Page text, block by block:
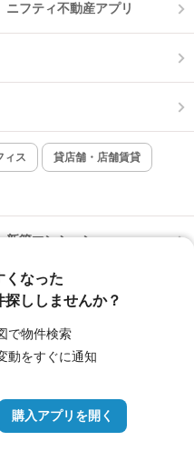
くなった
探ししませんか？
で物件検索
動をすぐに通知
購入アプリを開く
詳細条件を変更
ニフティ不動産アプリ
ィス 貸店舗・店舗賃貸
新築マンション
中古マンション
不動産売却
カードローン